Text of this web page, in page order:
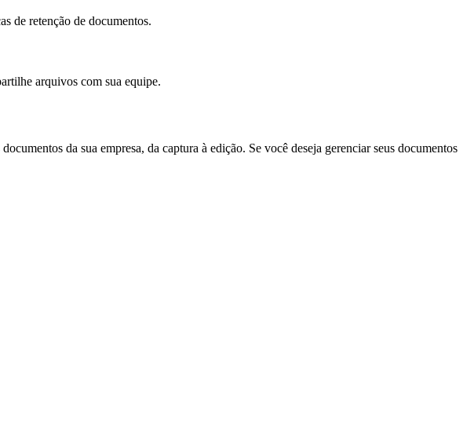
de retenção de documentos.
arquivos com sua equipe.
da sua empresa, da captura à edição. Se você deseja gerenciar seus documentos